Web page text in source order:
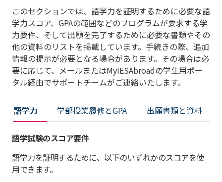
このセクションでは、語学力を証明するために必要な語
学力スコア、GPAの範囲などのプログラムが要求する学
力要件、そして出願を完了するために必要な書類やその
他の資料のリストを掲載しています。手続きの際、追加
情報の提示が必要となる場合があります。その場合は必
要に応じて、メールまたはMyIESAbroadの学生用ポー
タル経由でサポートチームがご連絡いたします。
語学力 学部授業履修とGPA 出願書類と資料
語学試験のスコア要件
語学力を証明するために、以下のいずれかのスコアを使
用できます。